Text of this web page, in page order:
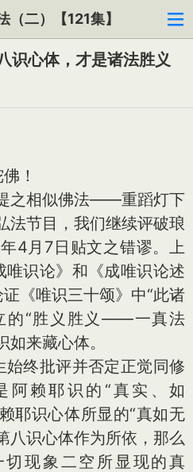
（二）【121集】
识心体，才是诸法胜义
！
相似佛法——重蹈灯下
法节目，我们继续评破琅
4月7日贴文之错谬。上
识论》和《成唯识论述
《唯识三十颂》中“此诸
的“胜义胜义——一真法
来藏心体。
终批评并否定正觉同修
阿赖耶识的“真实、如
耶识心体所显的“真如无
八识心体作为所依，那么
切现象二空所显现的真